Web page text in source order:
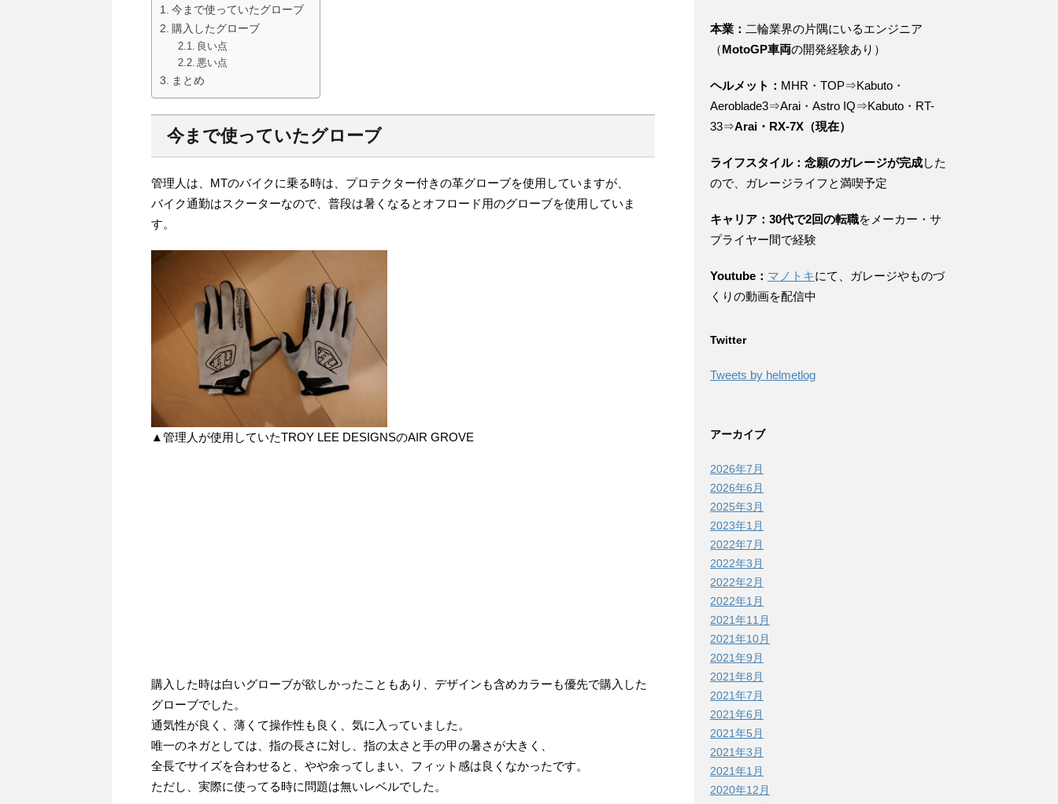
今まで使っていたグローブ
購入したグローブ
良い点
悪い点
まとめ
今まで使っていたグローブ
管理人は、MTのバイクに乗る時は、プロテクター付きの革グローブを使用していますが、
バイク通勤はスクーターなので、普段は暑くなるとオフロード用のグローブを使用していま
す。
▲管理人が使用していたTROY LEE DESIGNSのAIR GROVE
購入した時は白いグローブが欲しかったこともあり、デザインも含めカラーも優先で購入した
グローブでした。
通気性が良く、薄くて操作性も良く、気に入っていました。
唯一のネガとしては、指の長さに対し、指の太さと手の甲の暑さが大きく、
全長でサイズを合わせると、やや余ってしまい、フィット感は良くなかったです。
ただし、実際に使ってる時に問題は無いレベルでした。
本業： 二輪業界の片隅にいるエンジニア
（MotoGP車両の開発経験あり）
ヘルメット： MHR・TOP⇒Kabuto・
Aeroblade3⇒Arai・Astro IQ⇒Kabuto・RT-
33⇒Arai・RX-7X（現在）
ライフスタイル：念願のガレージが完成した
ので、ガレージライフと満喫予定
キャリア：30代で2回の転職をメーカー・サ
プライヤー間で経験
Youtube： マノトキにて、ガレージやものづ
くりの動画を配信中
Twitter
Tweets by helmetlog
アーカイブ
2026年7月
2026年6月
2025年3月
2023年1月
2022年7月
2022年3月
2022年2月
2022年1月
2021年11月
2021年10月
2021年9月
2021年8月
2021年7月
2021年6月
2021年5月
2021年3月
2021年1月
2020年12月